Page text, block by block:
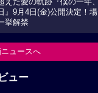
えた愛の軌跡『僕の一年、
』9月4日(金)公開決定！場
挙解禁
ュースへ
ュー